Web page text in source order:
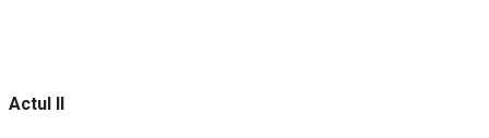
Actul II